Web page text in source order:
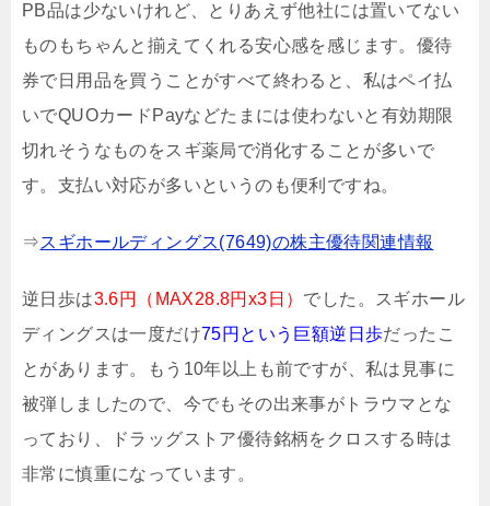
PB品は少ないけれど、とりあえず他社には置いてない
ものもちゃんと揃えてくれる安心感を感じます。優待
券で日用品を買うことがすべて終わると、私はペイ払
いでQUOカードPayなどたまには使わないと有効期限
切れそうなものをスギ薬局で消化することが多いで
す。支払い対応が多いというのも便利ですね。
⇒スギホールディングス(7649)の株主優待関連情報
逆日歩は3.6円（MAX28.8円x3日） でした。スギホール
ディングスは一度だけ75円という巨額逆日歩だったこ
とがあります。もう10年以上も前ですが、私は見事に
被弾しましたので、今でもその出来事がトラウマとな
っており、ドラッグストア優待銘柄をクロスする時は
非常に慎重になっています。